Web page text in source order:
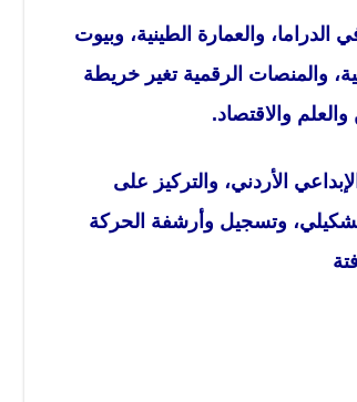
والعمارة الطينية، وبيوت
والمنصات الرقمية تغير خريطة
والعلم والاقتصاد.
الأردني، والتركيز على
وتسجيل وأرشفة الحركة